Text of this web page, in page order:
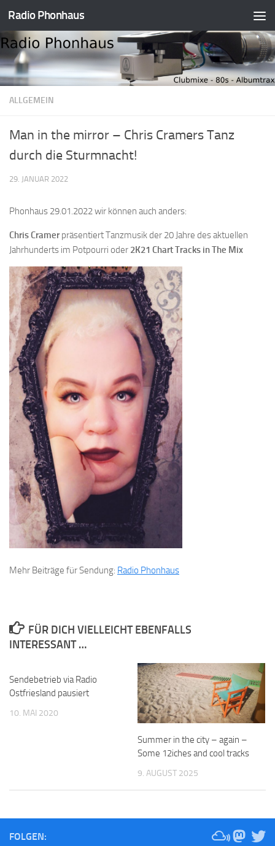
Zum Inhalt springen
Radio Phonhaus
ALLGEMEIN
Man in the mirror – Chris Cramers Tanz
durch die Sturmnacht!
29. JANUAR 2022
Phonhaus 29.01.2022 wir können auch anders:
Chris Cramerpräsentiert Tanzmusik der 20 Jahre des aktuellen
Jahrhunderts im Potpourri oder 2K21 Chart Tracks in The Mix
Mehr Beiträge für Sendung: Radio Phonhaus
FÜR DICH VIELLEICHT EBENFALLS
INTERESSANT …
Sendebetrieb via Radio
Ostfriesland pausiert
10. MAI 2020
Summer in the city – again –
Some 12iches and cool tracks
9. AUGUST 2025
FOLGEN: